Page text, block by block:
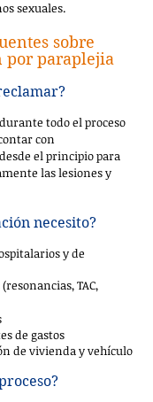
sexuales.
sobre
por paraplejia
todo el proceso
con
el principio para
las lesiones y
necesito?
y de
TAC,
de gastos
de vivienda y vehículo